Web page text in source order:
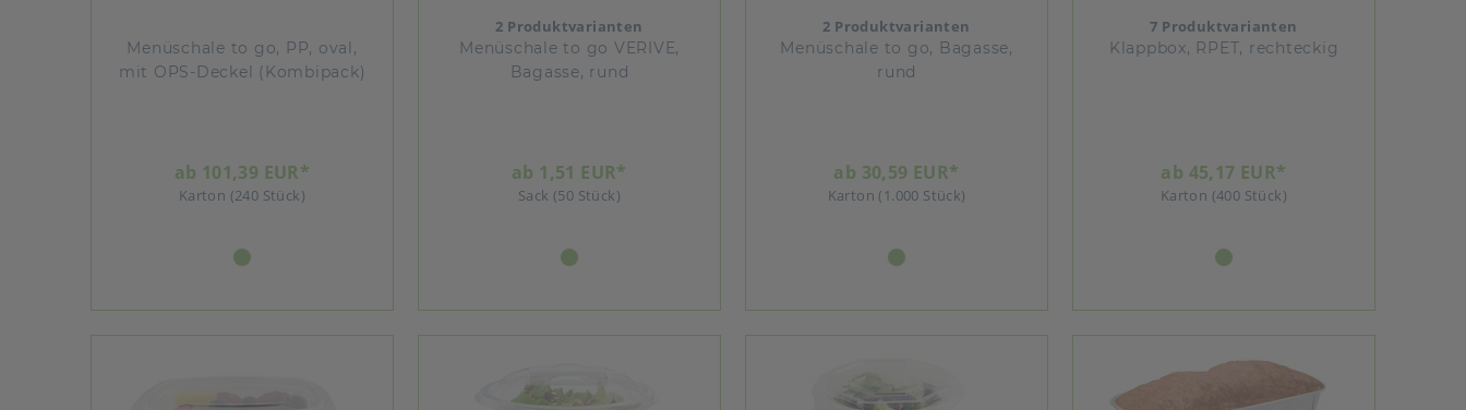
Menüschale to go, PP, oval,
mit OPS-Deckel (Kombipack)
ab 101,39 EUR*
Karton (240 Stück)
2 Produktvarianten
Menüschale to go VERIVE,
Bagasse, rund
ab 1,51 EUR*
Sack (50 Stück)
2 Produktvarianten
Menüschale to go, Bagasse,
rund
ab 30,59 EUR*
Karton (1.000 Stück)
7 Produktvarianten
Klappbox, RPET, rechteckig
ab 45,17 EUR*
Karton (400 Stück)